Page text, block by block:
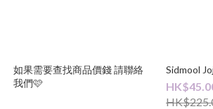
如果需要查找商品價錢 請聯絡
我們🩷
Sidmool